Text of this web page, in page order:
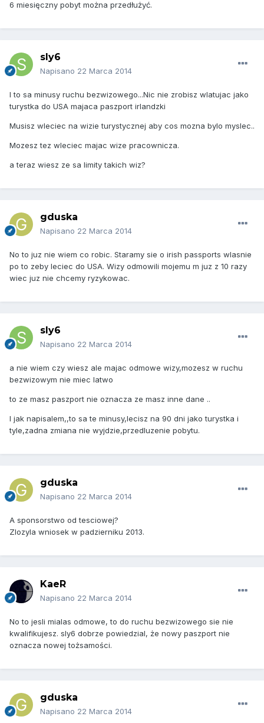
6 miesięczny pobyt można przedłużyć.
sly6
Napisano 22 Marca 2014
I to sa minusy ruchu bezwizowego...Nic nie zrobisz wlatujac jako
turystka do USA majaca paszport irlandzki
Musisz wleciec na wizie turystycznej aby cos mozna bylo myslec..
Mozesz tez wleciec majac wize pracownicza.
a teraz wiesz ze sa limity takich wiz?
gduska
Napisano 22 Marca 2014
No to juz nie wiem co robic. Staramy sie o irish passports wlasnie
po to zeby leciec do USA. Wizy odmowili mojemu m juz z 10 razy
wiec juz nie chcemy ryzykowac.
sly6
Napisano 22 Marca 2014
a nie wiem czy wiesz ale majac odmowe wizy,mozesz w ruchu
bezwizowym nie miec latwo
to ze masz paszport nie oznacza ze masz inne dane ..
I jak napisalem,,to sa te minusy,lecisz na 90 dni jako turystka i
tyle,zadna zmiana nie wyjdzie,przedluzenie pobytu.
gduska
Napisano 22 Marca 2014
A sponsorstwo od tesciowej?
Zlozyla wniosek w padzierniku 2013.
KaeR
Napisano 22 Marca 2014
No to jesli mialas odmowe, to do ruchu bezwizowego sie nie
kwalifikujesz. sly6 dobrze powiedzial, że nowy paszport nie
oznacza nowej tożsamości.
gduska
Napisano 22 Marca 2014